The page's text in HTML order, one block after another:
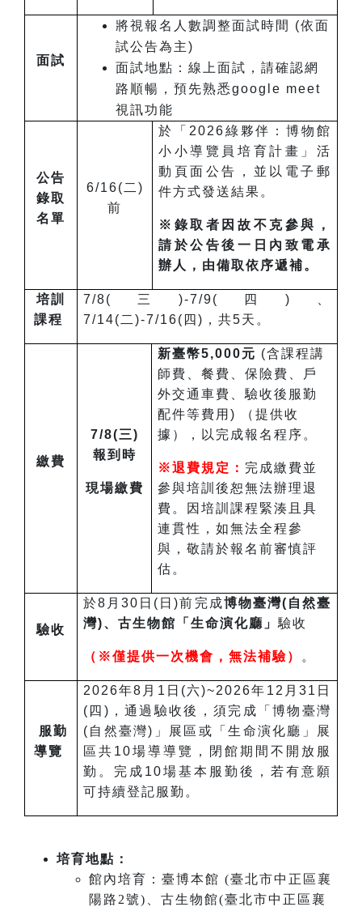
面試
將視報名人數調整面試時間 (依面
試公告為主)
面試地點：線上面試，請確認網
路順暢，預先熟悉google meet
視訊功能
公告
錄取
名單
6/16(二)
前
於「2026綠夥伴：博物館
小小導覽員培育計畫」活
動頁面公告，並以電子郵
件方式發送結果。
※ 錄取者因故不克參與，
請於公告後一日內致電承
辦人，由備取依序遞補。
培訓
課程
7/8(三)-7/9(四)、
7/14(二)-7/16(四)，共5天。
繳費
7/8(三)
報到時
現場繳費
新臺幣5,000元 (含課程講
師費、餐費、保險費、戶
外交通車費、驗收後服勤
配件等費用) （提供收
據），以完成報名程序。
※退費規定： 完成繳費並
參與培訓後恕無法辦理退
費。因培訓課程緊湊且具
連貫性，如無法全程參
與，敬請於報名前審慎評
估。
驗收
於8月30日(日)前完成博物臺灣(自然臺
灣)、古生物館「生命演化廳」 驗收
（※僅提供一次機會，無法補驗） 。
服勤
導覽
2026年8月1日(六)~2026年12月31日
(四)，通過驗收後，須完成「博物臺灣
(自然臺灣)」展區或「生命演化廳」展
區共10場導導覽，閉館期間不開放服
勤。完成10場基本服勤後，若有意願
可持續登記服勤。
培育地點：
館內培育：臺博本館 (臺北市中正區襄
陽路2號)、古生物館(臺北市中正區襄